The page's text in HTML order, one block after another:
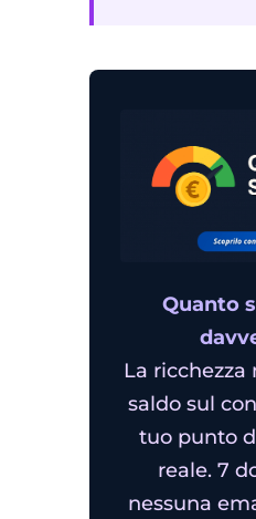
Quanto
La ricchezza
saldo sul
tuo punto
reale. 7
nessuna